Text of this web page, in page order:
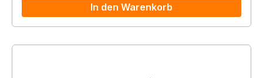
In den Warenkorb